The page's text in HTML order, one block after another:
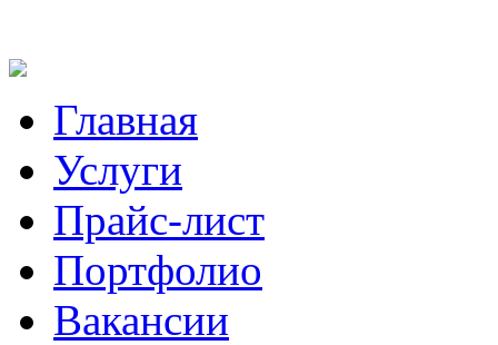
Главная
Услуги
Прайс-лист
Портфолио
Вакансии